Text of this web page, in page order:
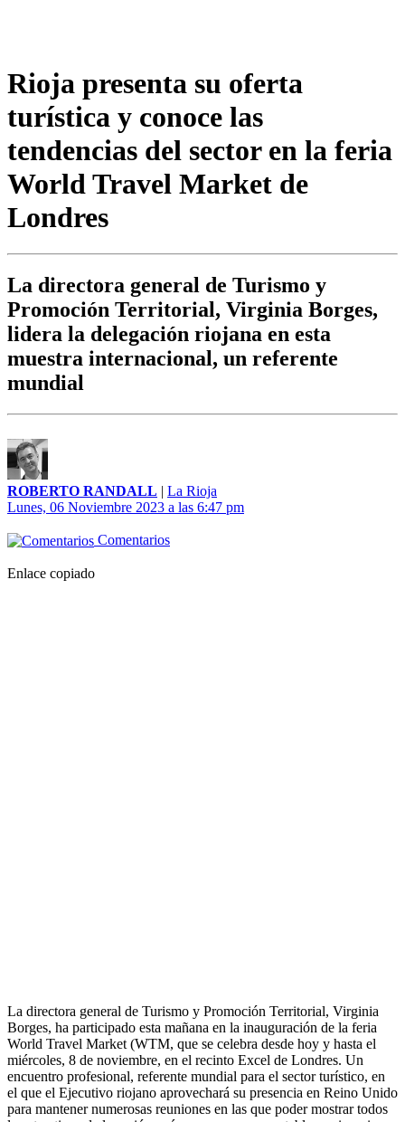
Rioja presenta su oferta
turística y conoce las
tendencias del sector en la feria
World Travel Market de
Londres
La directora general de Turismo y
Promoción Territorial, Virginia Borges,
lidera la delegación riojana en esta
muestra internacional, un referente
mundial
ROBERTO RANDALL | La Rioja
Lunes, 06 Noviembre 2023 a las 6:47 pm
Comentarios
Enlace copiado
La directora general de Turismo y Promoción Territorial, Virginia
Borges, ha participado esta mañana en la inauguración de la feria
World Travel Market (WTM, que se celebra desde hoy y hasta el
miércoles, 8 de noviembre, en el recinto Excel de Londres. Un
encuentro profesional, referente mundial para el sector turístico, en
el que el Ejecutivo riojano aprovechará su presencia en Reino Unido
para mantener numerosas reuniones en las que poder mostrar todos